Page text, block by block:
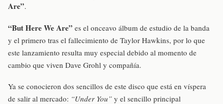
Are”.
“But Here We Are” es el onceavo álbum de estudio de la banda
y el primero tras el fallecimiento de Taylor Hawkins, por lo que
este lanzamiento resulta muy especial debido al momento de
cambio que viven Dave Grohl y compañía.
Ya se conocieron dos sencillos de este disco que está en víspera
de salir al mercado: “Under You” y el sencillo principal